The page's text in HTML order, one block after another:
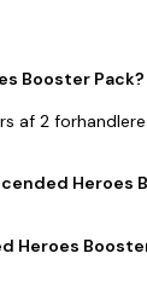
Booster Pack?
af 2
Heroes
Heroes